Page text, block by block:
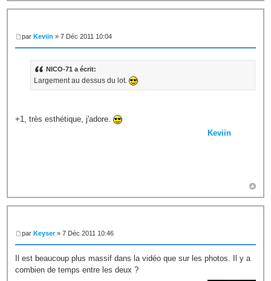
parKeviin » 7 Déc 2011 10:04
NICO-71 a écrit:
Largement au dessus du lot.
+1, très esthétique, j'adore.
Keviin
parKeyser» 7 Déc 2011 10:46
Il est beaucoup plus massif dans la vidéo que sur les photos. Il y a
combien de temps entre les deux ?